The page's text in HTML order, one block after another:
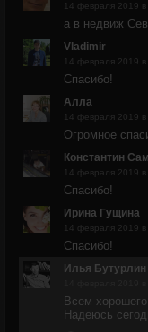
14 февраля 2019 в
а в недвиж
Vladimir
14 февраля 2019 в
Спасибо!
Алла
14 февраля 2019 в
Огромное
Константин
14 февраля 2019 в
Спасибо!
Ирина Гущина
14 февраля 2019 в
Спасибо!
Илья Бутурлин
Всем
Надеюсь